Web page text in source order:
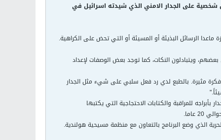
شخصية على الجدار الامني الذي شيدته اسرائيل في
جائزة ماعدا الرسائل البذيئة أو المسيئة أو التي تحض على الكراهية.
ويتبادلون النكات، كما توجد بعض الوصفات لإعداد
فكرة مثيرة. بالطبع لدي رد فعل سلبي على شيء مثل الجدار
بكتل خرسانية ضخمة هو جزء من سياج طوله 620 كيلومترا. لكن الجدار بأبراجه للمراقبة والكتابات الاحتجاجية التي يكتبها
الذي وضع البرنامج بالتعاون مع منظمة مسيحية هولندية.